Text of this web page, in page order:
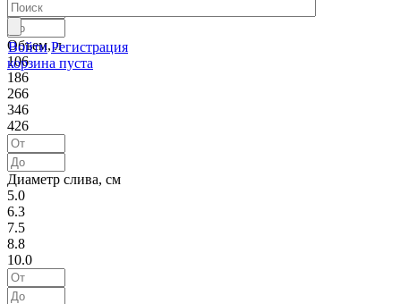
Войти Регистрация
корзина пуста
Объем, л
106
186
266
346
426
Диаметр слива, см
5.0
6.3
7.5
8.8
10.0